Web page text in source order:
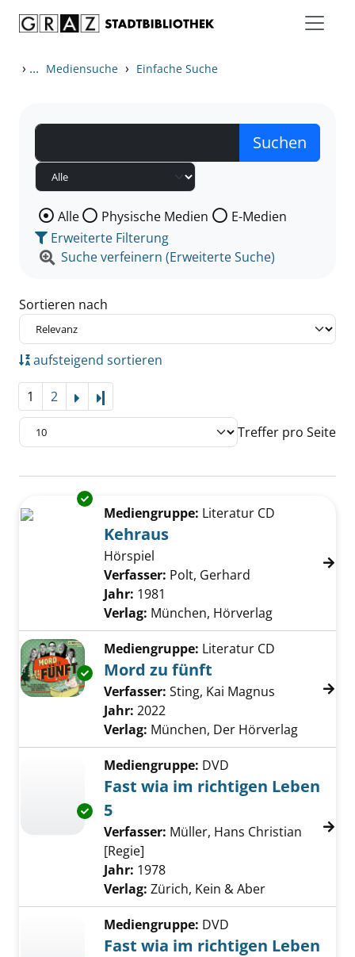
› ... Mediensuche › Einfache Suche
Wählen Sie die Medienart nach der Sie suchen wollen.
Alle Physische Medien
E-Medien
Erweiterte Filterung
Suche verfeinern (Erweiterte Suche)
Sortieren nach
aufsteigend sortieren
1 2
Treffer pro Seite
Suchergebnis
Zu den Suchfiltern springen
Exemplar-Details von Kehraus anzeigen
Mediengruppe: Literatur CD
Kehraus
Hörspiel
Verfasser: Polt, Gerhard
Jahr: 1981
Verlag: München, Hörverlag
Exemplar-Details von Mord zu fünft anzeigen
Mediengruppe: Literatur CD
Mord zu fünft
Verfasser: Sting, Kai Magnus Suche nach
Jahr: 2022
Verlag: München, Der Hörverlag
Exemplar-Details von Fast wia im richtigen
Mediengruppe: DVD
Fast wia im richtigen Leben
5
Verfasser: Müller, Hans Christian
[Regie]
Jahr: 1978
Verlag: Zürich, Kein & Aber
Mediengruppe: DVD
Fast wia im richtigen Leben